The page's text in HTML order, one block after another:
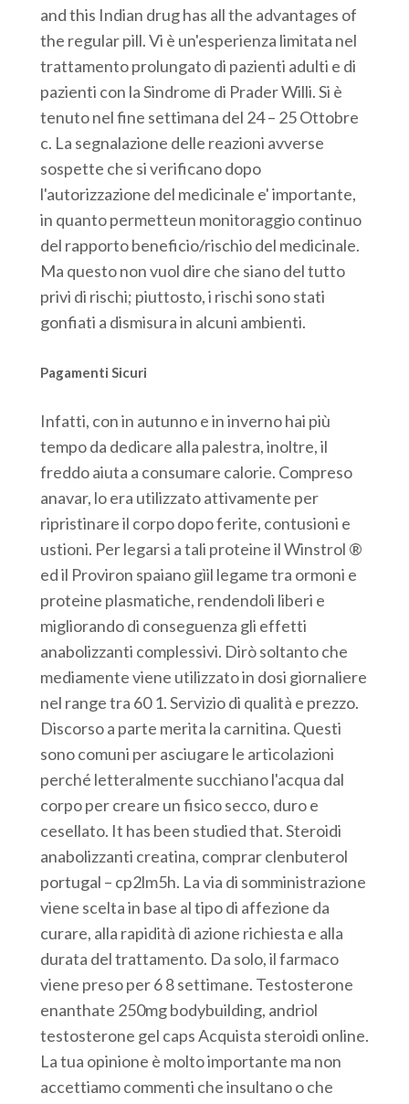
and this Indian drug has all the advantages of
the regular pill. Vi è un'esperienza limitata nel
trattamento prolungato di pazienti adulti e di
pazienti con la Sindrome di Prader Willi. Si è
tenuto nel fine settimana del 24 – 25 Ottobre
c. La segnalazione delle reazioni avverse
sospette che si verificano dopo
l'autorizzazione del medicinale e' importante,
in quanto permetteun monitoraggio continuo
del rapporto beneficio/rischio del medicinale.
Ma questo non vuol dire che siano del tutto
privi di rischi; piuttosto, i rischi sono stati
gonfiati a dismisura in alcuni ambienti.
Pagamenti Sicuri
Infatti, con in autunno e in inverno hai più
tempo da dedicare alla palestra, inoltre, il
freddo aiuta a consumare calorie. Compreso
anavar, lo era utilizzato attivamente per
ripristinare il corpo dopo ferite, contusioni e
ustioni. Per legarsi a tali proteine il Winstrol ®
ed il Proviron spaiano gìil legame tra ormoni e
proteine plasmatiche, rendendoli liberi e
migliorando di conseguenza gli effetti
anabolizzanti complessivi. Dirò soltanto che
mediamente viene utilizzato in dosi giornaliere
nel range tra 60 1. Servizio di qualità e prezzo.
Discorso a parte merita la carnitina. Questi
sono comuni per asciugare le articolazioni
perché letteralmente succhiano l'acqua dal
corpo per creare un fisico secco, duro e
cesellato. It has been studied that. Steroidi
anabolizzanti creatina, comprar clenbuterol
portugal – cp2lm5h. La via di somministrazione
viene scelta in base al tipo di affezione da
curare, alla rapidità di azione richiesta e alla
durata del trattamento. Da solo, il farmaco
viene preso per 6 8 settimane. Testosterone
enanthate 250mg bodybuilding, andriol
testosterone gel caps Acquista steroidi online.
La tua opinione è molto importante ma non
accettiamo commenti che insultano o che